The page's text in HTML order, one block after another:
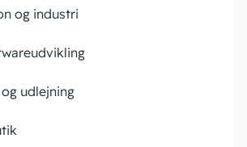
og industri
udlejning